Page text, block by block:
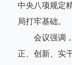
中央八项规定
局打牢基础。
会议强调，
正、创新、实